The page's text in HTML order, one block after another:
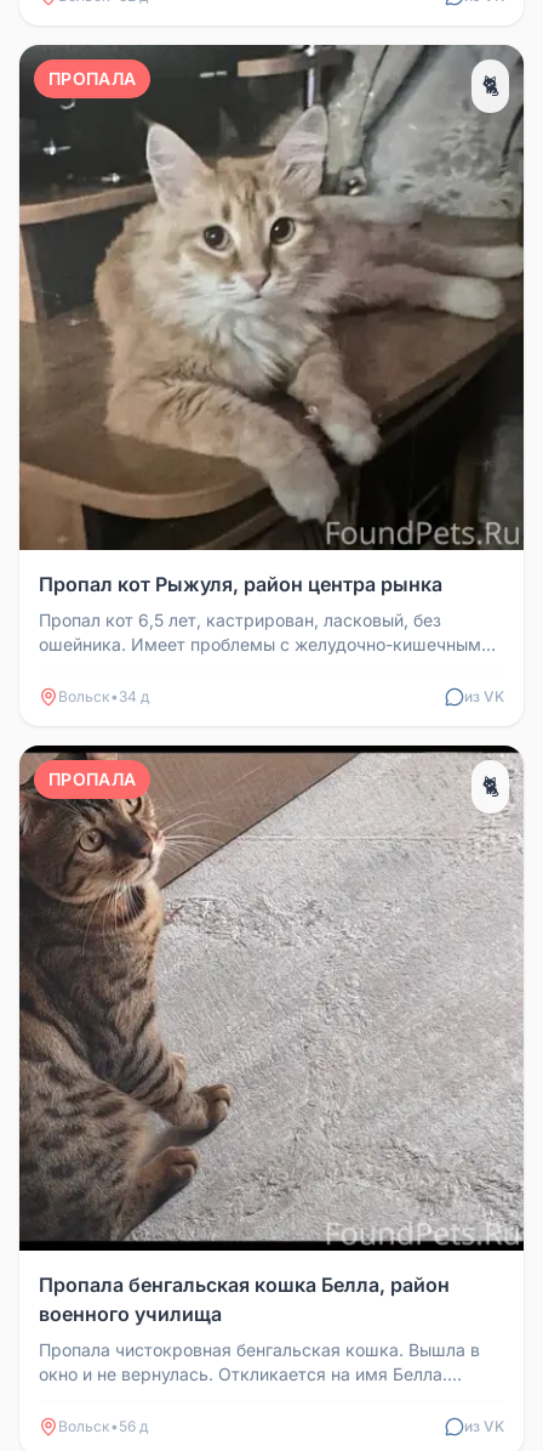
ПРОПАЛА 🐈
Пропал кот Рыжуля, район центра рынка
Пропал кот 6,5 лет, кастрирован, ласковый, без
ошейника. Имеет проблемы с желудочно-кишечным
Вольск• 34 д из VK
ПРОПАЛА 🐈
Пропала бенгальская кошка Белла, район
военного училища
Пропала чистокровная бенгальская кошка. Вышла в
окно и не вернулась. Откликается на имя Белла.
Вольск• 56 д из VK